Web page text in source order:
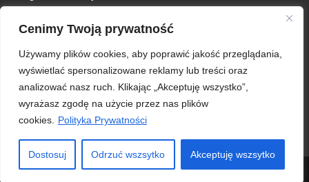
Cenimy Twoją prywatność
Używamy plików cookies, aby poprawić jakość przeglądania,
wyświetlać spersonalizowane reklamy lub treści oraz
analizować nasz ruch. Klikając „Akceptuję wszystko”,
wyrażasz zgodę na użycie przez nas plików
cookies.
Polityka Prywatności
Dostosuj Odrzuć wszsytko Akceptuję wszsytko
Lista zmian
Techniczne AnyDesk
Polityka prywatności
Regulamin usługi iCargo
© 2026 ONTP.NET